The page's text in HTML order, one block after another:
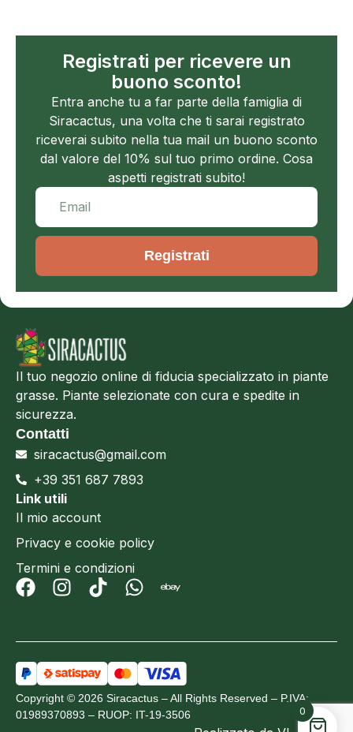
Registrati per ricevere un
buono sconto!
Entra anche tu a far parte della famiglia di
Siracactus, una volta che ti sarai registrato
riceverai subito nella tua mail un buono sconto
dal valore del 10% sul tuo primo ordine. Cosa
aspetti registrati subito!
Registrati
Il tuo negozio online di fiducia specializzato in piante
grasse. Piante selezionate con cura e spedite in
sicurezza.
Contatti
siracactus@gmail.com
+39 351 687 7893
Link utili
Il mio account
Privacy e cookie policy
Termini e condizioni
Copyright © 2026 Siracactus – All Rights Reserved – P.IVA:
01989370893 – RUOP: IT-19-3506
0